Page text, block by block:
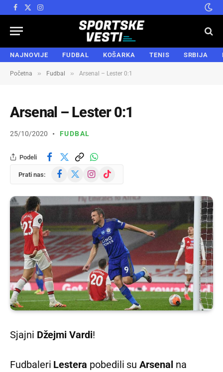
Facebook
X
Instagram
NAJNOVIJE FUDBAL KOŠARKA TENIS SRBIJA
Početna » Fudbal » Arsenal – Lester 0:1
Arsenal – Lester 0:1
25/10/2020 FUDBAL
Podeli
Prati nas: Facebook Instagram
TikTok
Sjajni Džejmi Vardi!
Fudbaleri Lestera pobedili suArsenal na